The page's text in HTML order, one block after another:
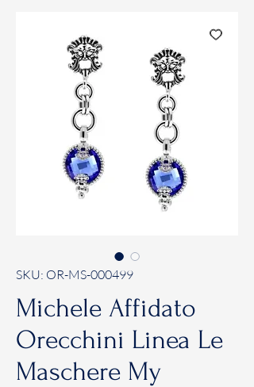
SKU: OR-MS-000499
Michele Affidato
Orecchini Linea Le
Maschere My